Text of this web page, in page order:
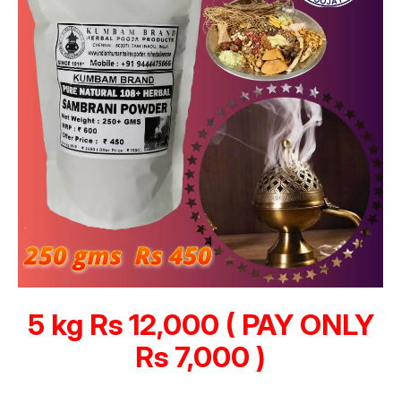
5 kg Rs 12,000 ( PAY ONLY
Rs 7,000 )